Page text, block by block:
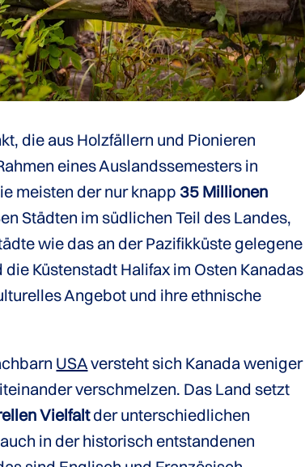
die aus Holzfällern und Pionieren
eines Auslandssemesters in
meisten der nur knapp 35 Millionen
Städten im südlichen Teil des Landes,
wie das an der Pazifikküste gelegene
Küstenstadt Halifax im Osten Kanadas
Angebot und ihre ethnische
USAversteht sich Kanada weniger
verschmelzen. Das Land setzt
Vielfaltder unterschiedlichen
in der historisch entstandenen